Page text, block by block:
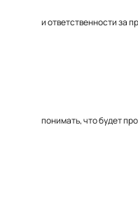
и ответственности за
понимать, что будет